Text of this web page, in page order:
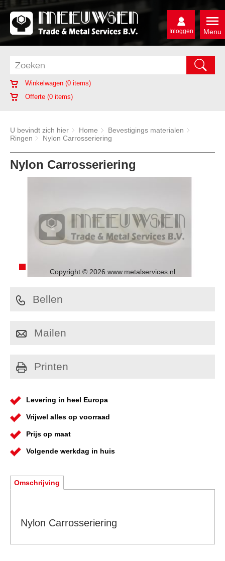
Menu
Inloggen
Winkelwagen (0 items)
Offerte (0 items)
U bevindt zich hier Home
Bevestigings materialen
Ringen
Nylon Carrosseriering
Nylon Carrosseriering
Copyright © 2026 www.metalservices.nl
Bellen
Mailen
Printen
Levering in heel Europa
Vrijwel alles op voorraad
Prijs op maat
Volgende werkdag in huis
Omschrijving
Nylon Carrosseriering